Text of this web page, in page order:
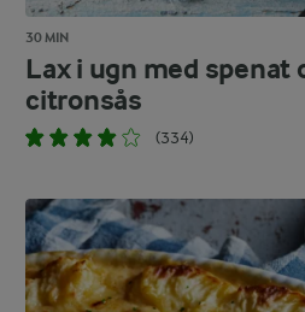
30 MIN
Lax i ugn med spenat
citronsås
(334)